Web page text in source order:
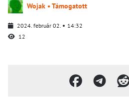
Wojak • Támogatott
2024. február 02.
14:32
12